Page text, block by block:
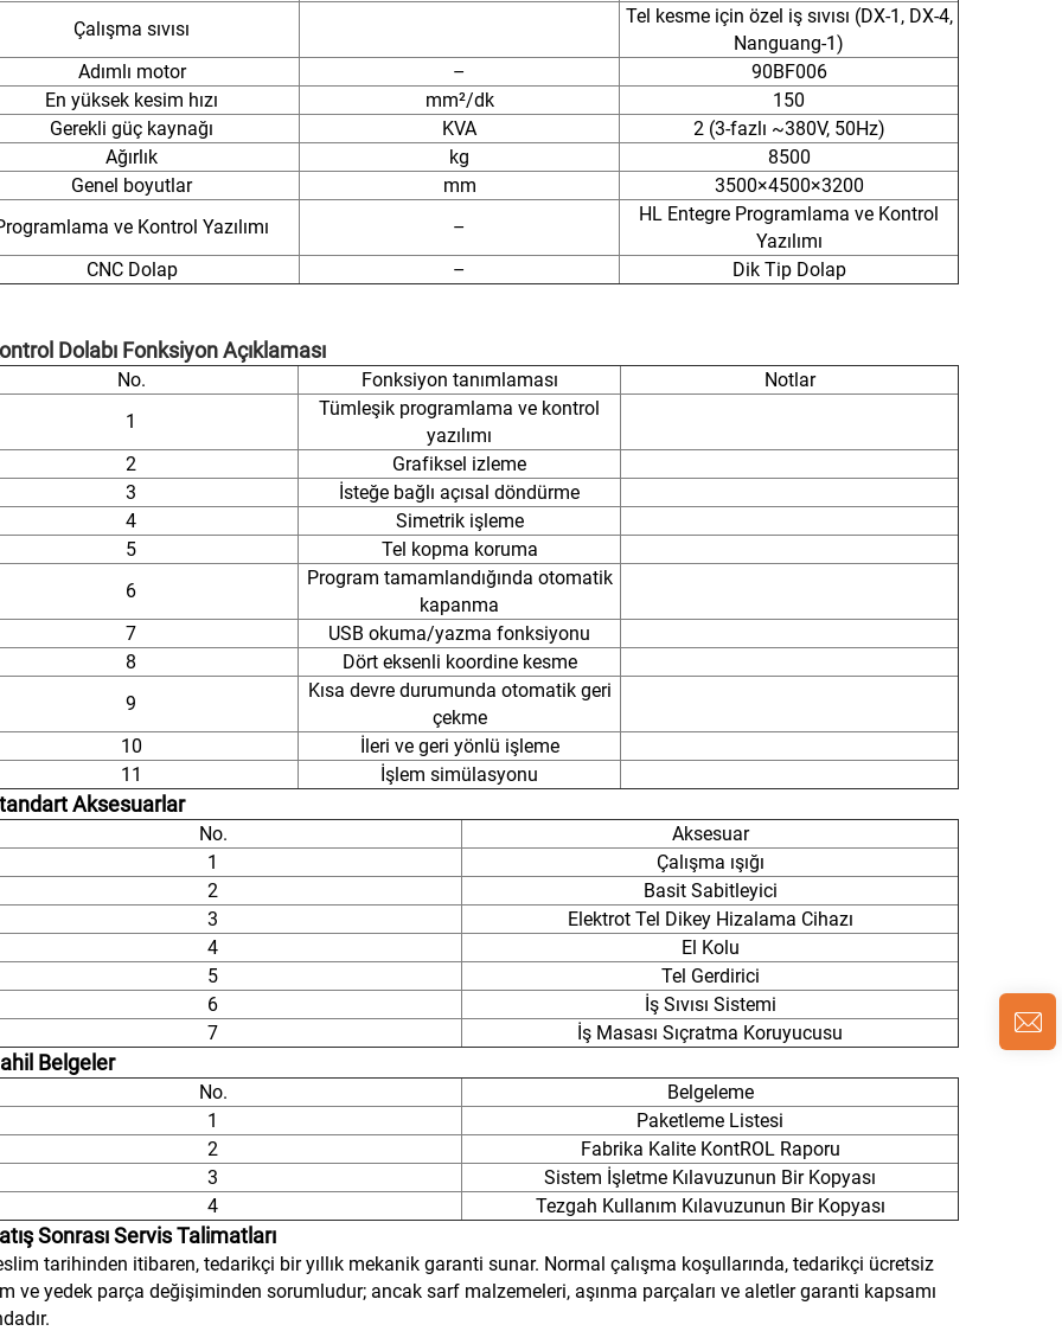
Çalışma sıvısı
Tel kesme için özel iş sıvısı (DX-1, DX-4,
Nanguang-1)
Adımlı motor
–
90BF006
En yüksek kesim hızı
mm²/dk
150
Gerekli güç kaynağı
KVA
2 (3-fazlı ~380V, 50Hz)
Ağırlık
kg
8500
Genel boyutlar
mm
3500×4500×3200
ve Kontrol Yazılımı
–
HL Entegre Programlama ve Kontrol
Yazılımı
CNC Dolap
– Dik Tip Dolap
Dolabı Fonksiyon Açıklaması
No. Fonksiyon tanımlaması
Notlar
1
Tümleşik programlama ve kontrol
yazılımı
2
Grafiksel izleme
3
İsteğe bağlı açısal döndürme
4
Simetrik işleme
5
Tel kopma koruma
6
Program tamamlandığında otomatik
kapanma
7
USB okuma/yazma fonksiyonu
8
Dört eksenli koordine kesme
9
Kısa devre durumunda otomatik geri
çekme
10
İleri ve geri yönlü işleme
11
İşlem simülasyonu
Aksesuarlar
No.
Aksesuar
1
Çalışma ışığı
2
Basit Sabitleyici
3
Elektrot Tel Dikey Hizalama Cihazı
4
El Kolu
5
Tel Gerdirici
6
İş Sıvısı Sistemi
7
İş Masası Sıçratma Koruyucusu
Belgeler
No.
Belgeleme
1
Paketleme Listesi
2
Fabrika Kalite KontROL Raporu
3
Sistem İşletme Kılavuzunun Bir Kopyası
4
Tezgah Kullanım Kılavuzunun Bir Kopyası
Sonrası Servis Talimatları
tarihinden itibaren, tedarikçi bir yıllık mekanik garanti sunar. Normal çalışma koşullarında, tedarikçi ücretsiz
ve yedek parça değişiminden sorumludur; ancak sarf malzemeleri, aşınma parçaları ve aletler garanti kapsamı